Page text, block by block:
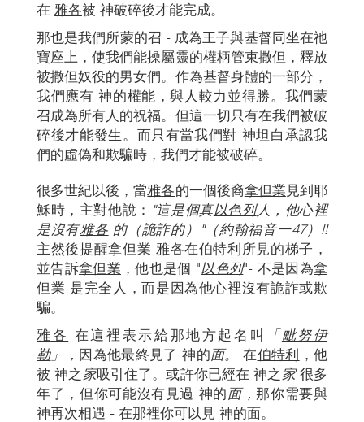
在 雅各被 神破碎後才能完成。
那也是我們所蒙的召 - 成為王子與基督同坐在祂
寶座上，使我們能操屬靈的權柄管束撒但，釋放
被撒但奴役的男女們。作為基督身體的一部分，
我們應有 神的權能，與人較力並得勝。我們蒙
召成為所有人的祝福。但這一切只有在我們被破
碎後才能發生。而只有當我們對 神坦白承認我
們的虛偽和欺騙時，我們才能被破碎。
很多世紀以後，當雅各的一個後裔拿但業見到耶
穌時，主對他說： "這是個真以色列人，他心裡
是沒有雅各 的（詭詐的）"（約翰福音一47）!!
主然後提醒拿但業 雅各在伯特利所見的梯子，
並告訴拿但業 ，他也是個 "以色列"- 不是因為拿
但業 是完全人，而是因為他心裡沒有詭詐或欺
騙。
雅各 在這裡表示給那地方起名叫 「毗努伊
勒」 ， 因為他最終見了 神的面。在伯特利 ，他
被 神之家吸引住了。或許你已經在 神之家很多
年了，但你可能沒有見過 神的面，那你需要與
神再次相遇 - 在那裡你可以見 神的面。